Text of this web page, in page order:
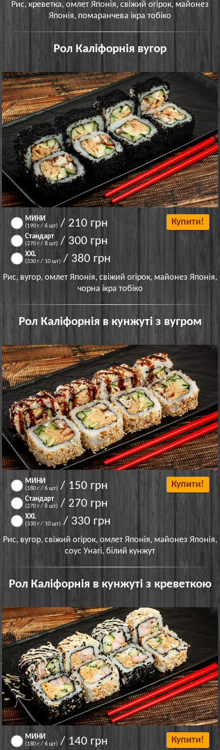
Рис, креветка, омлет Японія, свіжий огірок, майонез
Японія, помаранчева ікра тобіко
Рол Каліфорнія вугор
МИНИ
(190 г / 6 шт) / 210 грн
Стандарт
(270 г / 8 шт) / 300 грн
XXL
(330 г / 10 шт) / 380 грн
Купити!
Рис, вугор, омлет Японія, свіжий огірок, майонез Японія,
чорна ікра тобіко
Рол Каліфорнія в кунжуті з вугром
МИНИ
(180 г / 6 шт) / 150 грн
Стандарт
(270 г / 8 шт) / 270 грн
XXL
(330 г / 10 шт) / 330 грн
Купити!
Рис, вугор, свіжий огірок, омлет Японія, майонез Японія,
соус Унагі, білий кунжут
Рол Каліфорнія в кунжуті з креветкою
МИНИ
(180 г / 6 шт) / 140 грн Купити!